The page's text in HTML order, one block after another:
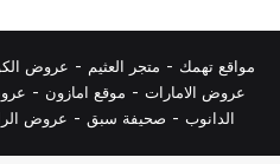
مواقع تهمك - متجر العثيم - عروض
عروض الامارات - موقع امازون -
الدانوب - صحيفة سبق - عروض